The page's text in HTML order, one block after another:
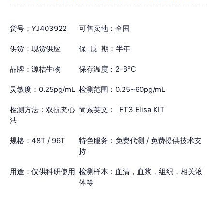
货号：YJ403922 可售卖地：全国
供货：现货供应 保 质 期：半年
品牌：源桔生物 保存温度：2-8℃
灵敏度：0.25pg/mL 检测范围：0.25~60pg/mL
检测方法：双抗夹心
法
简索英文： FT3 Elisa KIT
规格：48T / 96T
特色服务：免费代测 / 免费提供技术支
持
用途：仅供科研使用 检测样本：血清，血浆，组织，相关液
体等